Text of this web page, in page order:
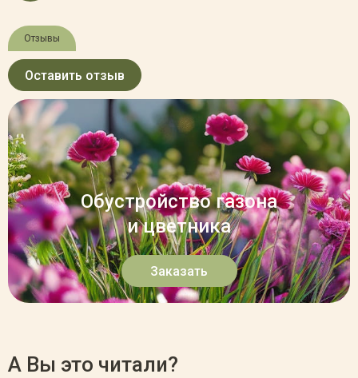
Отзывы
Оставить отзыв
Обустройство газона
и цветника
Заказать
А Вы это читали?